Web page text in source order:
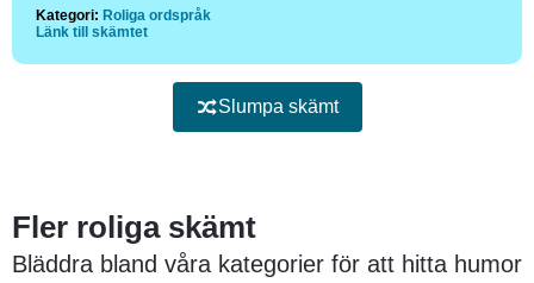
Kategori: Roliga ordspråk
Länk till skämtet
Slumpa skämt
Fler roliga skämt
Bläddra bland våra kategorier för att hitta humor